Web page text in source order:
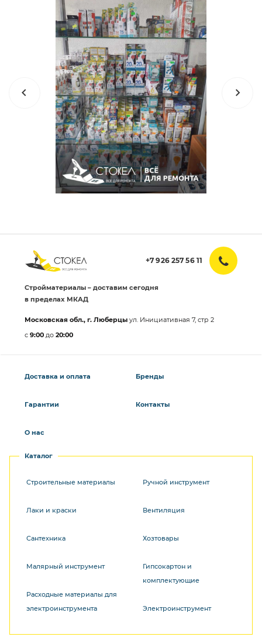
+7 926 257 56 11
Стройматериалы – доставим сегодня
в пределах МКАД
Московская обл., г. Люберцы ул. Инициативная 7, стр 2
с 9:00 до 20:00
Доставка и оплата
Гарантии
О нас
Бренды
Контакты
Каталог
Строительные материалы
Лаки и краски
Сантехника
Малярный инструмент
Расходные материалы для
электроинструмента
Ручной инструмент
Вентиляция
Хозтовары
Гипсокартон и
комплектующие
Электроинструмент